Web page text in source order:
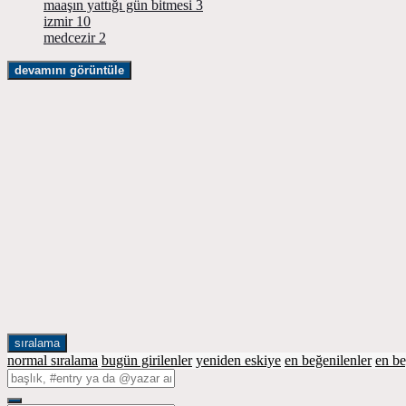
maaşın yattığı gün bitmesi 3
izmir 10
medcezir 2
devamını görüntüle
sıralama
normal sıralama bugün girilenler yeniden eskiye en beğenilenler en